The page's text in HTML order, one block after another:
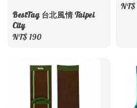
BestTag 台北風情 Taipei
City
Regular
NT$ 190